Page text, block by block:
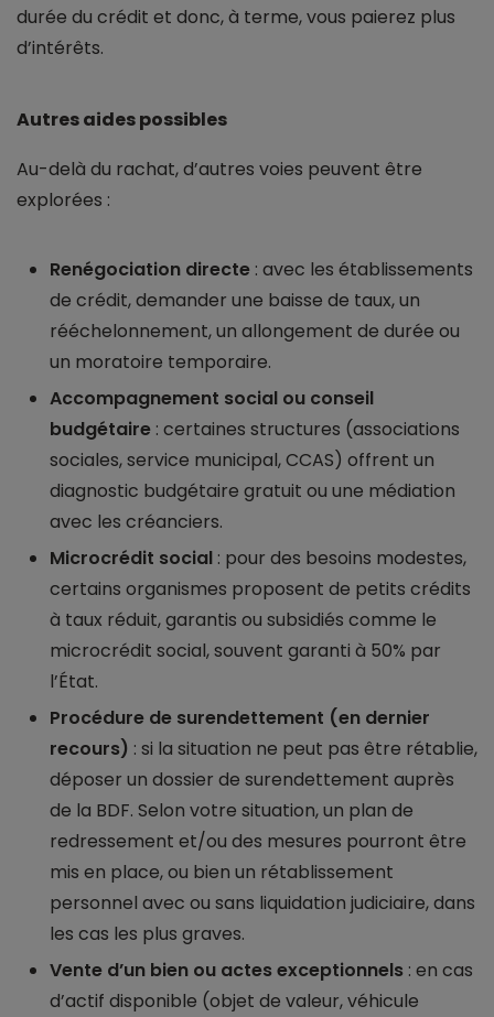
durée du crédit et donc, à terme, vous paierez plus
d’intérêts.
Autres aides possibles
Au-delà du rachat, d’autres voies peuvent être
explorées :
Renégociation directe : avec les établissements
de crédit, demander une baisse de taux, un
rééchelonnement, un allongement de durée ou
un moratoire temporaire.
Accompagnement social ou conseil
budgétaire : certaines structures (associations
sociales, service municipal, CCAS) offrent un
diagnostic budgétaire gratuit ou une médiation
avec les créanciers.
Microcrédit social : pour des besoins modestes,
certains organismes proposent de petits crédits
à taux réduit, garantis ou subsidiés comme le
microcrédit social, souvent garanti à 50% par
l’État.
Procédure de surendettement (en dernier
recours) : si la situation ne peut pas être rétablie,
déposer un dossier de surendettement auprès
de la BDF. Selon votre situation, un plan de
redressement et/ou des mesures pourront être
mis en place, ou bien un rétablissement
personnel avec ou sans liquidation judiciaire, dans
les cas les plus graves.
Vente d’un bien ou actes exceptionnels : en cas
d’actif disponible (objet de valeur, véhicule